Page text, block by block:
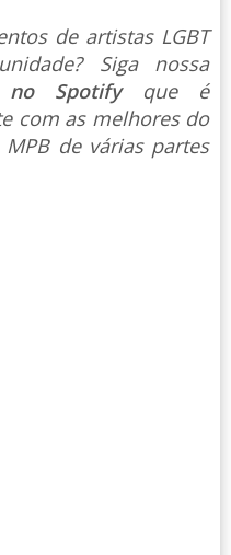
de artistas LGBT
Siga nossa
no Spotify que é
com as melhores do
de várias partes